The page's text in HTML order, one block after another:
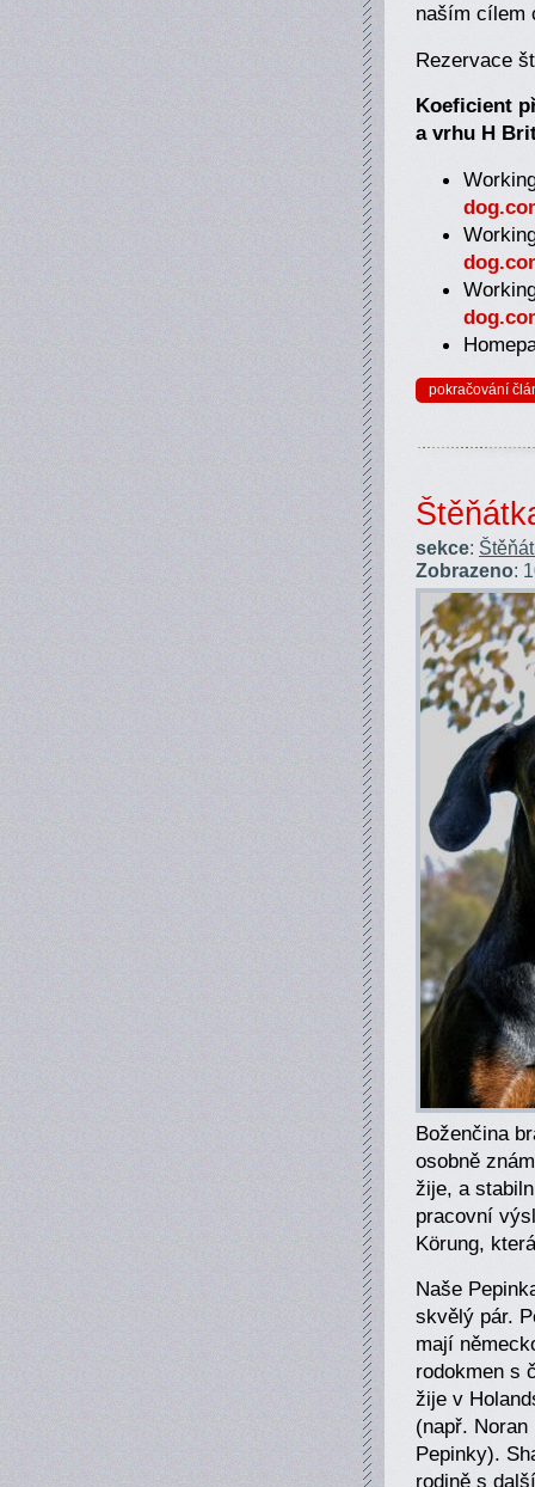
naším cílem
Rezervace
Koeficient
a vrhu H
pokračování
sekce:
Zobrazeno:
Boženčina
osobně
žije, a
pracovní
Körung,
Naše
skvělý pár.
mají
rodokmen s
žije v
(např.
Pepinky).
rodině s